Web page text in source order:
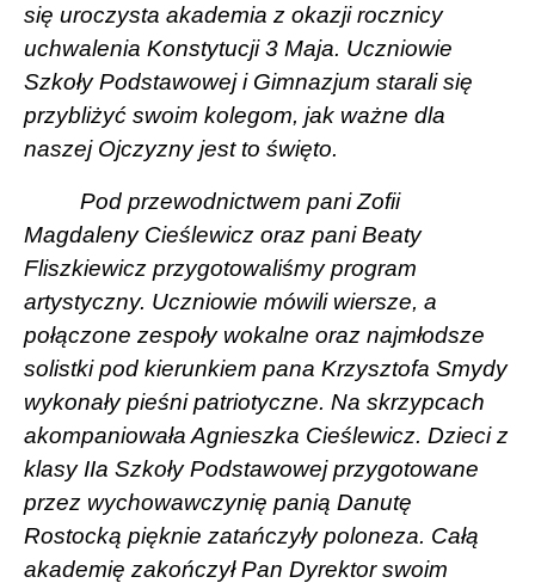
się uroczysta akademia z okazji rocznicy
uchwalenia Konstytucji 3 Maja. Uczniowie
Szkoły Podstawowej i Gimnazjum starali się
przybliżyć swoim kolegom, jak ważne dla
naszej Ojczyzny jest to święto.
Pod przewodnictwem pani Zofii
Magdaleny Cieślewicz oraz pani Beaty
Fliszkiewicz przygotowaliśmy program
artystyczny. Uczniowie mówili wiersze, a
połączone zespoły wokalne oraz najmłodsze
solistki pod kierunkiem pana Krzysztofa Smydy
wykonały pieśni patriotyczne. Na skrzypcach
akompaniowała Agnieszka Cieślewicz. Dzieci z
klasy IIa Szkoły Podstawowej przygotowane
przez wychowawczynię panią Danutę
Rostocką pięknie zatańczyły poloneza. Całą
akademię zakończył Pan Dyrektor swoim